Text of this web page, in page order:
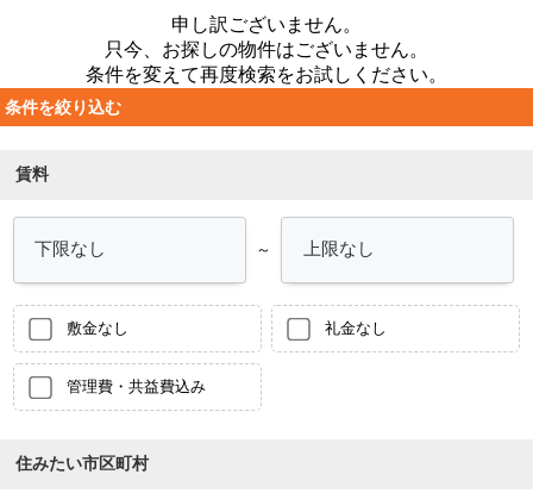
申し訳ございません。
只今、お探しの物件はございません。
条件を変えて再度検索をお試しください。
条件を絞り込む
賃料
～
敷金なし 礼金なし
管理費・共益費込み
住みたい市区町村